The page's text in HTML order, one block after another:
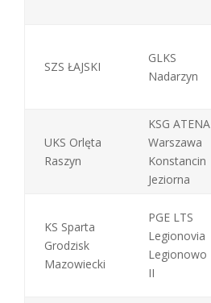
SZS ŁAJSKI
GLKS
Nadarzyn
UKS Orlęta
Raszyn
KSG ATENA
Warszawa
Konstancin
Jeziorna
KS Sparta
Grodzisk
Mazowiecki
PGE LTS
Legionovia
Legionowo
II